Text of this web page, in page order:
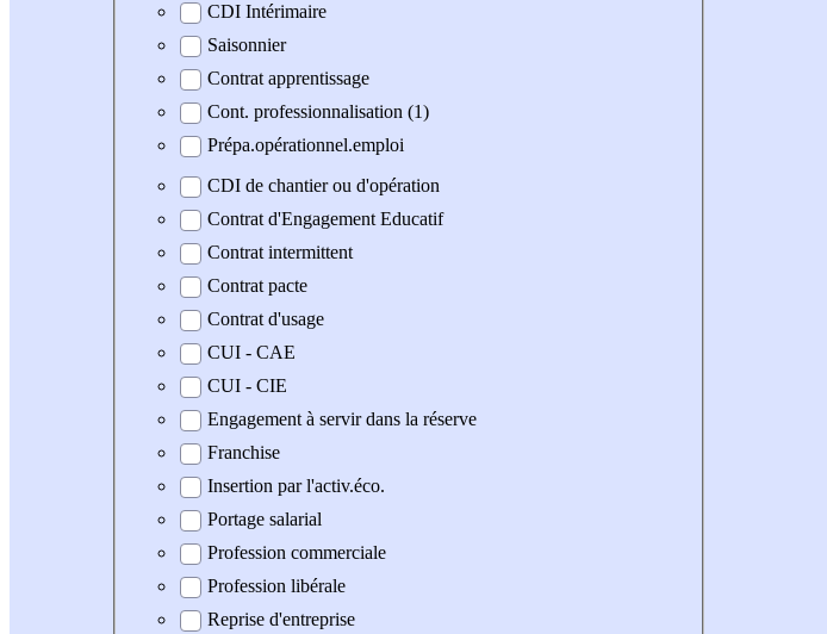
CDI Intérimaire
Saisonnier
Contrat apprentissage
Cont. professionnalisation (1)
Prépa.opérationnel.emploi
CDI de chantier ou d'opération
Contrat d'Engagement Educatif
Contrat intermittent
Contrat pacte
Contrat d'usage
CUI - CAE
CUI - CIE
Engagement à servir dans la réserve
Franchise
Insertion par l'activ.éco.
Portage salarial
Profession commerciale
Profession libérale
Reprise d'entreprise